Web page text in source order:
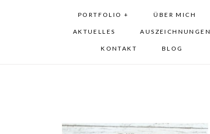
PORTFOLIO + ÜBER MICH
AKTUELLES AUSZEICHNUNGEN
KONTAKT BLOG